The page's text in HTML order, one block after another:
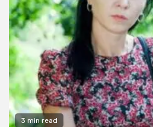
3 min read